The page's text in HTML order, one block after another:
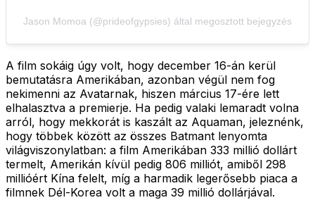
Jason Momoa (@prideofgypsies) által megosztott bejegyzés
A film sokáig úgy volt, hogy december 16-án kerül
bemutatásra Amerikában, azonban végül nem fog
nekimenni az Avatarnak, hiszen március 17-ére lett
elhalasztva a premierje. Ha pedig valaki lemaradt volna
arról, hogy mekkorát is kaszált az Aquaman, jeleznénk,
hogy többek között az összes Batmant lenyomta
világviszonylatban: a film Amerikában 333 millió dollárt
termelt, Amerikán kívül pedig 806 milliót, amiből 298
millióért Kína felelt, míg a harmadik legerősebb piaca a
filmnek Dél-Korea volt a maga 39 millió dollárjával.